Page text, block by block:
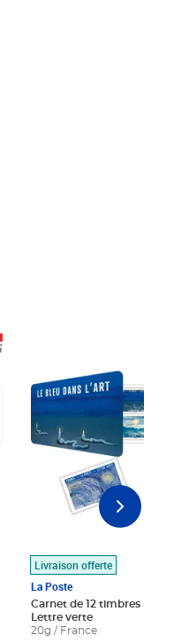
Livraison offerte
La Poste
Carnet de 12 timbres - Le
Lettre verte
20g / France